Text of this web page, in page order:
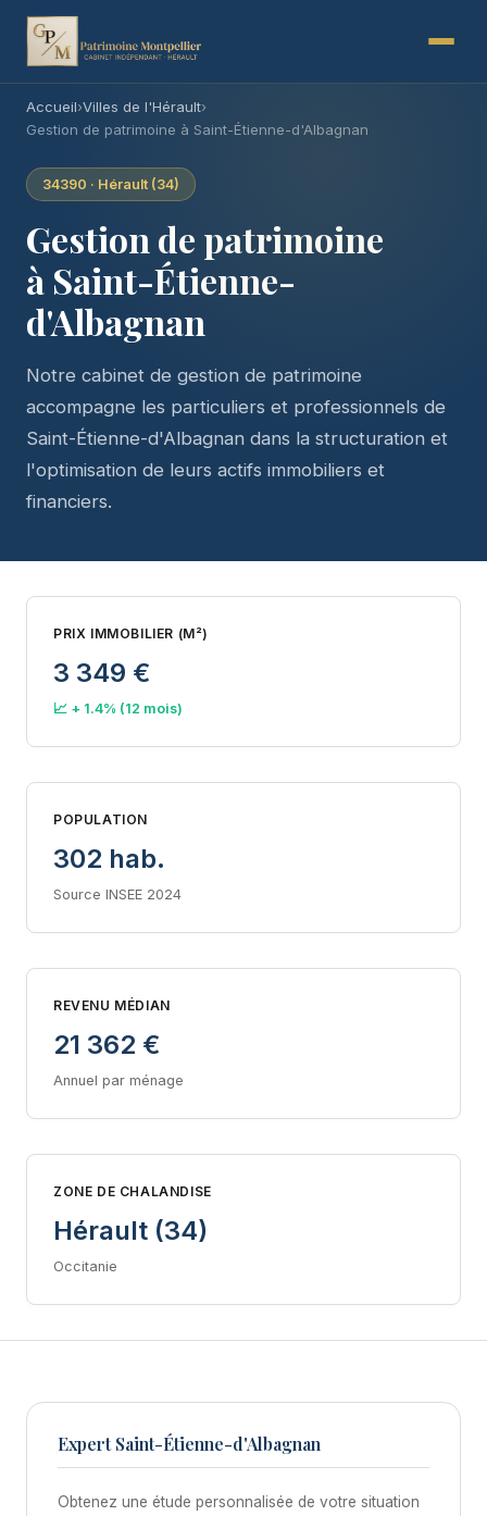
Accueil›Villes de l'Hérault›
Gestion de patrimoine à Saint-Étienne-d'Albagnan
34390 · Hérault (34)
Gestion de patrimoine
à Saint-Étienne-
d'Albagnan
Notre cabinet de gestion de patrimoine
accompagne les particuliers et professionnels de
Saint-Étienne-d'Albagnan dans la structuration et
l'optimisation de leurs actifs immobiliers et
financiers.
PRIX IMMOBILIER (M²)
3 349 €
📈 + 1.4% (12 mois)
POPULATION
302 hab.
Source INSEE 2024
REVENU MÉDIAN
21 362 €
Annuel par ménage
ZONE DE CHALANDISE
Hérault (34)
Occitanie
Expert Saint-Étienne-d'Albagnan
Obtenez une étude personnalisée de votre situation